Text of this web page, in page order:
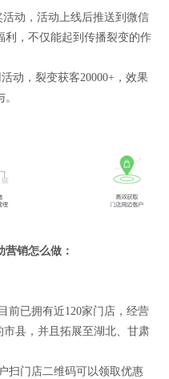
动，活动上线后推送到微信
利，不仅能起到传播裂变的作
动，裂变获客20000+，效果
营销怎么做：
前已拥有近120家门店，经营
市县，并且拓展至湖北、甘肃
扫门店二维码可以领取优惠